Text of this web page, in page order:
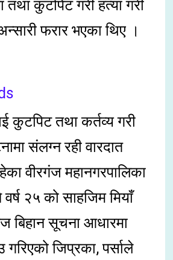
तथा कुटपिट गरी हत्या गरी
फरार भएका थिए ।
कुटपिट तथा कर्तव्य गरी
संलग्न रही वारदात
वीरगंज महानगरपालिका
२५ को साहजिम मियाँ
बिहान सूचना आधारमा
गरिएको जिप्रका, पर्साले